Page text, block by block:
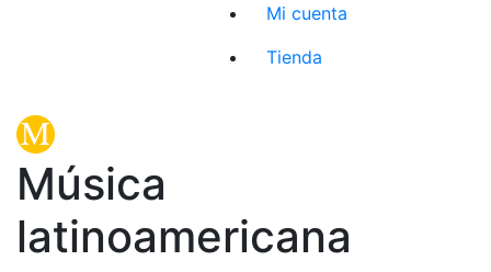
Mi cuenta
Tienda
Música
latinoamericana